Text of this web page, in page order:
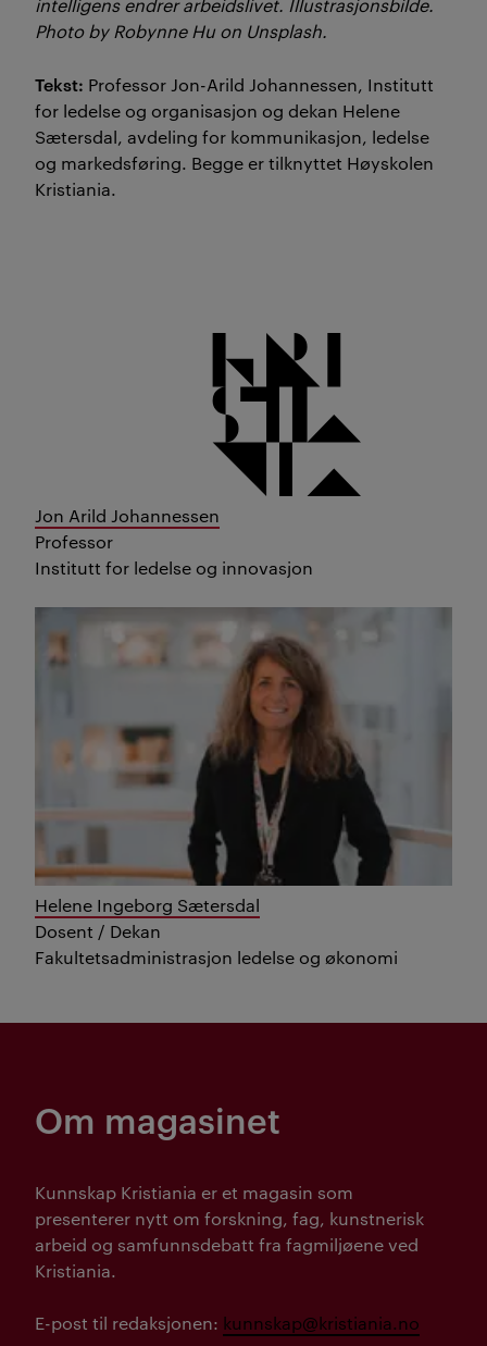
intelligens endrer arbeidslivet. Illustrasjonsbilde.
Photo by Robynne Hu on Unsplash.
Tekst: Professor Jon-Arild Johannessen, Institutt
for ledelse og organisasjon og dekan Helene
Sætersdal, avdeling for kommunikasjon, ledelse
og markedsføring. Begge er tilknyttet Høyskolen
Kristiania.
Jon Arild Johannessen
Professor
Institutt for ledelse og innovasjon
Helene Ingeborg Sætersdal
Dosent / Dekan
Fakultetsadministrasjon ledelse og økonomi
Om magasinet
Kunnskap Kristiania er et magasin som
presenterer nytt om forskning, fag, kunstnerisk
arbeid og samfunnsdebatt fra fagmiljøene ved
Kristiania.
E-post til redaksjonen: kunnskap@kristiania.no